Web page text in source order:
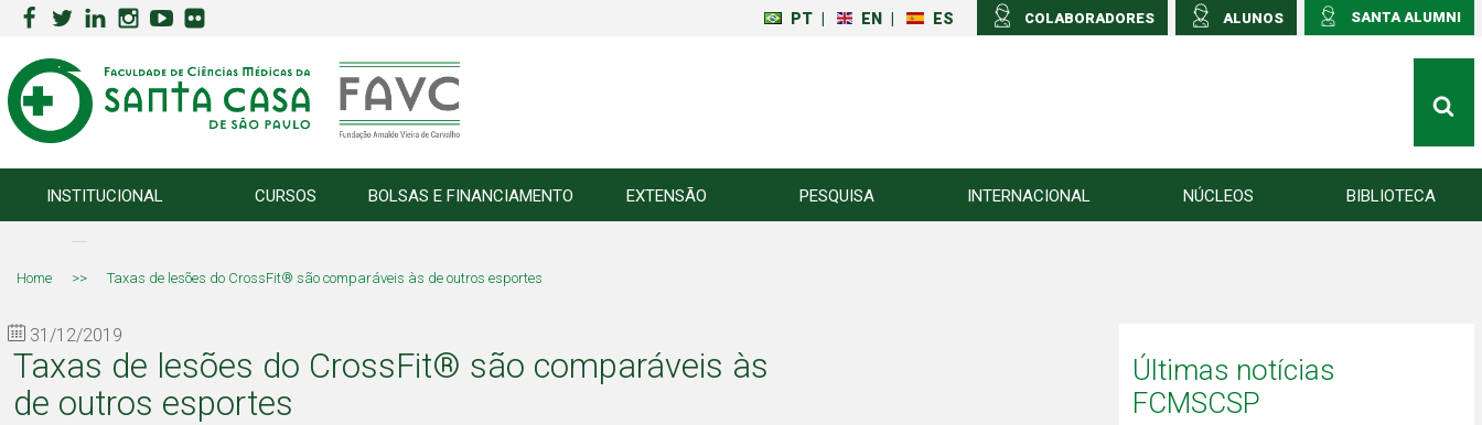
SANTA ALUMNI
ALUNOS
COLABORADORES
PT EN ES
INSTITUCIONAL CURSOS BOLSAS E FINANCIAMENTO EXTENSÃO PESQUISA INTERNACIONAL NÚCLEOS BIBLIOTECA
Home >> Taxas de lesões do CrossFit® são comparáveis às de outros esportes
31/12/2019
Taxas de lesões do CrossFit® são comparáveis às
de outros esportes
Últimas notícias
FCMSCSP